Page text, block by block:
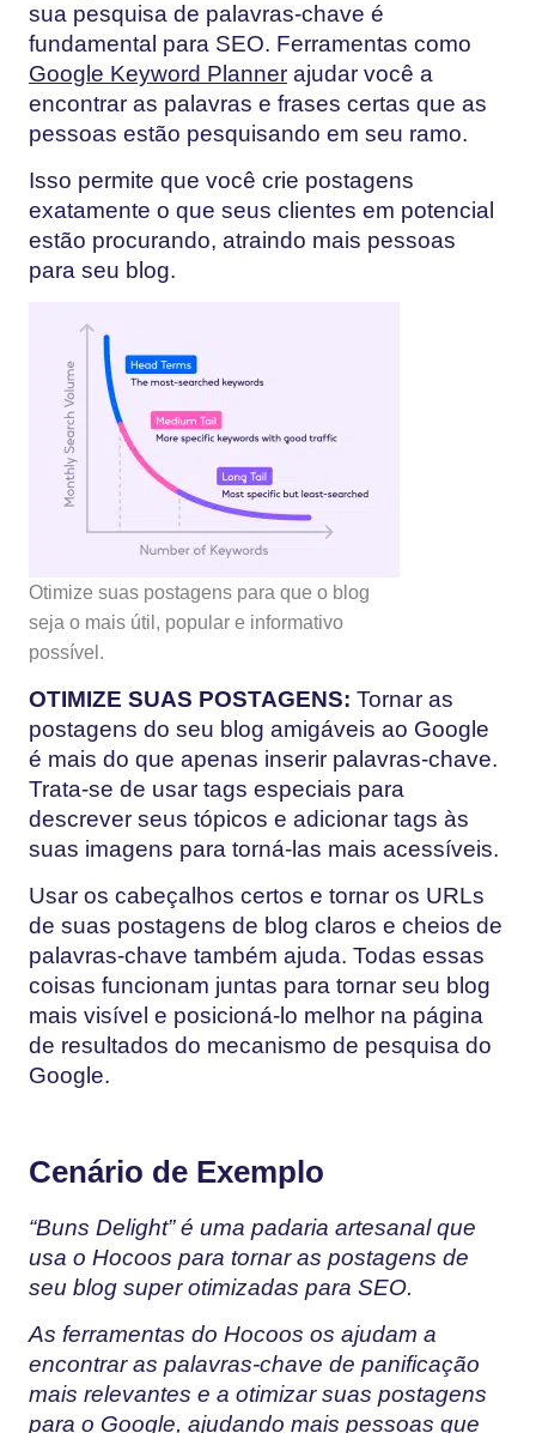
sua pesquisa de palavras-chave é
fundamental para SEO. Ferramentas como
Google Keyword Planner ajudar você a
encontrar as palavras e frases certas que as
pessoas estão pesquisando em seu ramo.
Isso permite que você crie postagens
exatamente o que seus clientes em potencial
estão procurando, atraindo mais pessoas
para seu blog.
Otimize suas postagens para que o blog
seja o mais útil, popular e informativo
possível.
OTIMIZE SUAS POSTAGENS: Tornar as
postagens do seu blog amigáveis ao Google
é mais do que apenas inserir palavras-chave.
Trata-se de usar tags especiais para
descrever seus tópicos e adicionar tags às
suas imagens para torná-las mais acessíveis.
Usar os cabeçalhos certos e tornar os URLs
de suas postagens de blog claros e cheios de
palavras-chave também ajuda. Todas essas
coisas funcionam juntas para tornar seu blog
mais visível e posicioná-lo melhor na página
de resultados do mecanismo de pesquisa do
Google.
Cenário de Exemplo
“Buns Delight” é uma padaria artesanal que
usa o Hocoos para tornar as postagens de
seu blog super otimizadas para SEO.
As ferramentas do Hocoos os ajudam a
encontrar as palavras-chave de panificação
mais relevantes e a otimizar suas postagens
para o Google, ajudando mais pessoas que